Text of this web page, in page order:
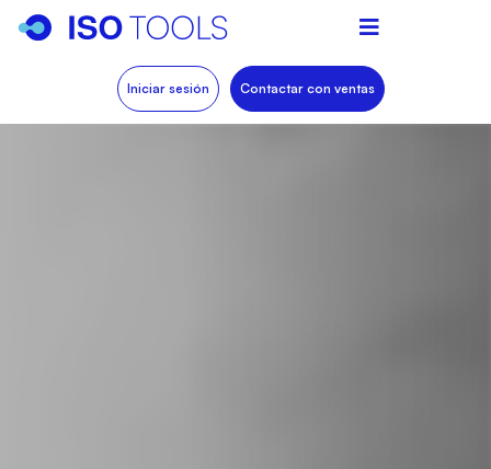
Iniciar sesión Contactar con ventas